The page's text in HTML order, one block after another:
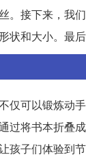
。接下来，我
状和大小。最
仅可以锻炼动
过将书本折叠
子们体验到节